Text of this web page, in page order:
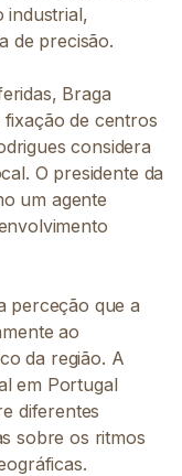
industrial,
de precisão.
Braga
fixação de centros
considera
O presidente da
um agente
perceção que a
ao
da região. A
em Portugal
diferentes
sobre os ritmos